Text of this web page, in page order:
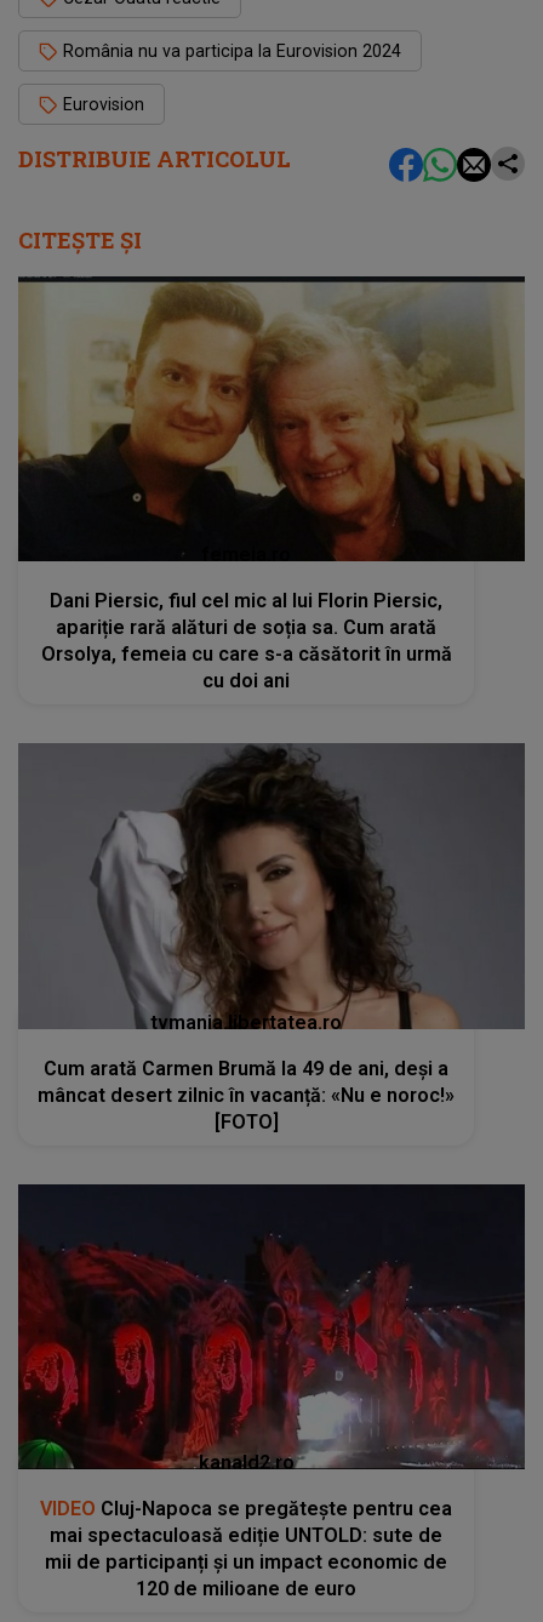
DISTRIBUIE ARTICOLUL
România nu va participa la Eurovision 2024
Eurovision
CITEȘTE ȘI
Dani Piersic, fiul cel mic al lui Florin Piersic,
apariție rară alături de soția sa. Cum arată
Orsolya, femeia cu care s-a căsătorit în urmă
cu doi ani
tvmania.libertatea.ro
Cum arată Carmen Brumă la 49 de ani, deși a
mâncat desert zilnic în vacanță: «Nu e noroc!»
[FOTO]
kanald2.ro
VIDEO Cluj-Napoca se pregătește pentru cea
mai spectaculoasă ediție UNTOLD: sute de
mii de participanți și un impact economic de
120 de milioane de euro